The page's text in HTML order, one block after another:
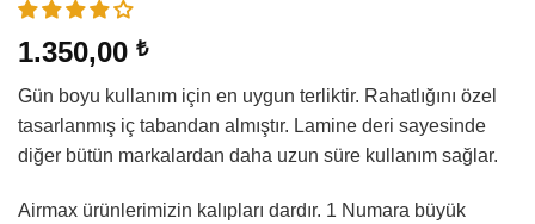
1.350,00 ₺
Gün boyu kullanım için en uygun terliktir. Rahatlığını özel
tasarlanmış iç tabandan almıştır. Lamine deri sayesinde
diğer bütün markalardan daha uzun süre kullanım sağlar.
Airmax ürünlerimizin kalıpları dardır. 1 Numara büyük